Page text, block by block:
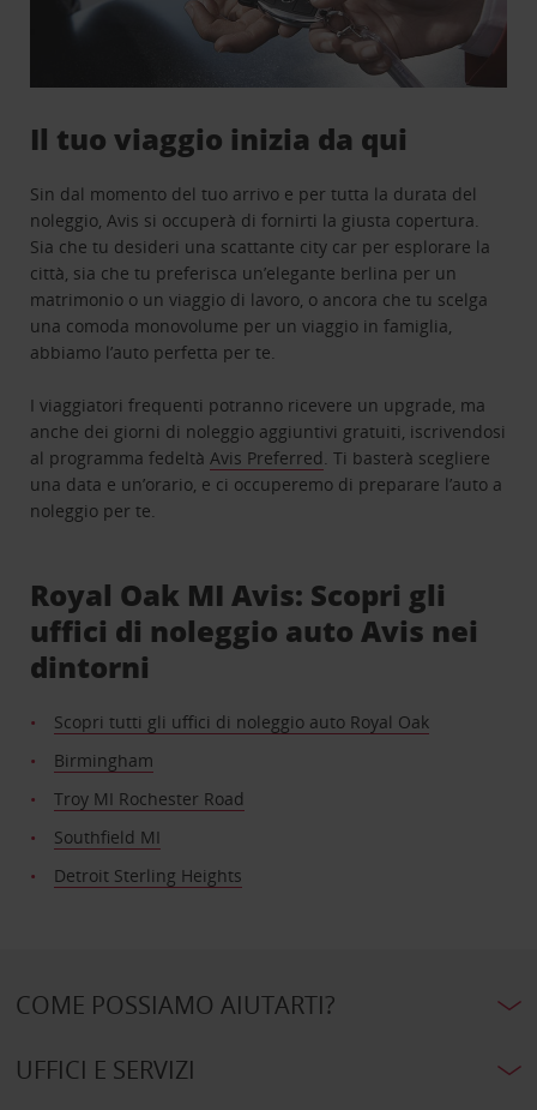
Il tuo viaggio inizia da qui
Sin dal momento del tuo arrivo e per tutta la durata del
noleggio, Avis si occuperà di fornirti la giusta copertura.
Sia che tu desideri una scattante city car per esplorare la
città, sia che tu preferisca un’elegante berlina per un
matrimonio o un viaggio di lavoro, o ancora che tu scelga
una comoda monovolume per un viaggio in famiglia,
abbiamo l’auto perfetta per te.
I viaggiatori frequenti potranno ricevere un upgrade, ma
anche dei giorni di noleggio aggiuntivi gratuiti, iscrivendosi
al programma fedeltàAvis Preferred. Ti basterà scegliere
una data e un’orario, e ci occuperemo di preparare l’auto a
noleggio per te.
Royal Oak MI Avis: Scopri gli
uffici di noleggio auto Avis nei
dintorni
Scopri tutti gli uffici di noleggio auto Royal Oak
Birmingham
Troy MI Rochester Road
Southfield MI
Detroit Sterling Heights
COME POSSIAMO AIUTARTI?
UFFICI E SERVIZI